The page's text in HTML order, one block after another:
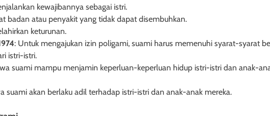
kewajibannya sebagai istri.
badan atau penyakit yang tidak dapat disembuhkan.
keturunan.
: Untuk mengajukan izin poligami, suami harus memenuhi syarat-syarat
istri-istri.
suami mampu menjamin keperluan-keperluan hidup istri-istri dan anak-
suami akan berlaku adil terhadap istri-istri dan anak-anak mereka.